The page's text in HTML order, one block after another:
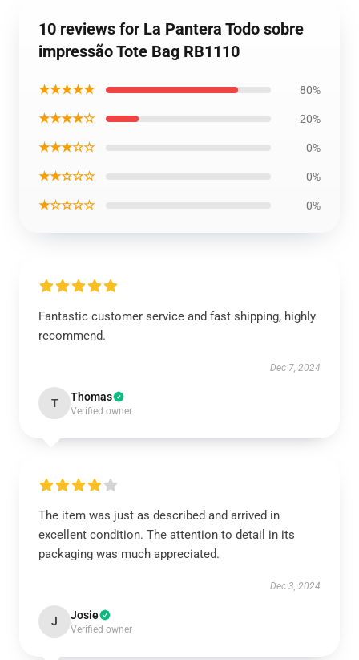
10 reviews for La Pantera Todo sobre
impressão Tote Bag RB1110
★★★★★ 80%
★★★★☆ 20%
★★★☆☆ 0%
★★☆☆☆ 0%
★☆☆☆☆ 0%
Fantastic customer service and fast shipping, highly
recommend.
Dec 7, 2024
T Thomas
Verified owner
The item was just as described and arrived in
excellent condition. The attention to detail in its
packaging was much appreciated.
Dec 3, 2024
J Josie
Verified owner